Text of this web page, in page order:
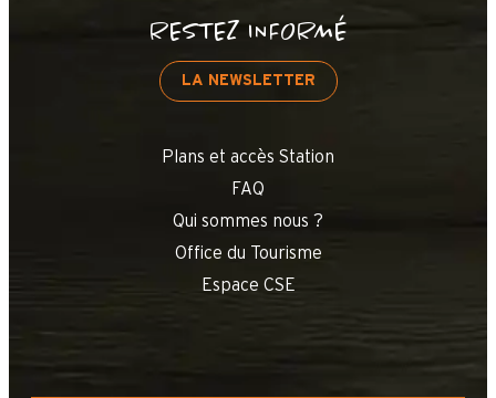
RESTEZ INFORMÉ
LA NEWSLETTER
Plans et accès Station
FAQ
Qui sommes nous ?
Office du Tourisme
Espace CSE